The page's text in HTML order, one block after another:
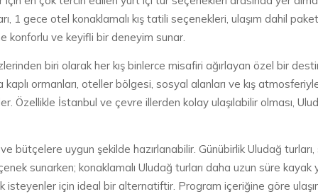
1 gece otel konaklamalı kış tatili seçenekleri, ulaşım dahil
konforlu ve keyifli bir deneyim sunar.
biri olarak her kış binlerce misafiri ağırlayan özel bir
ormanları, oteller bölgesi, sosyal alanları ve kış
Özellikle İstanbul ve çevre illerden kolay ulaşılabilir olması,
bütçelere uygun şekilde hazırlanabilir. Günübirlik Uludağ
sunarken; konaklamalı Uludağ turları daha uzun süre
için ideal bir alternatiftir. Program içeriğine göre